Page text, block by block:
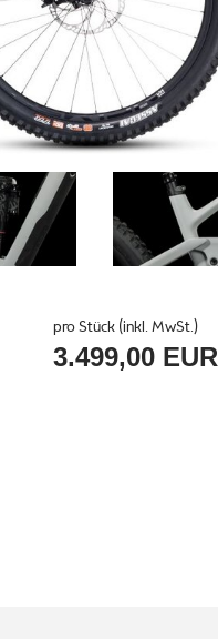
pro Stück (inkl. MwSt.)
3.499,00 EUR